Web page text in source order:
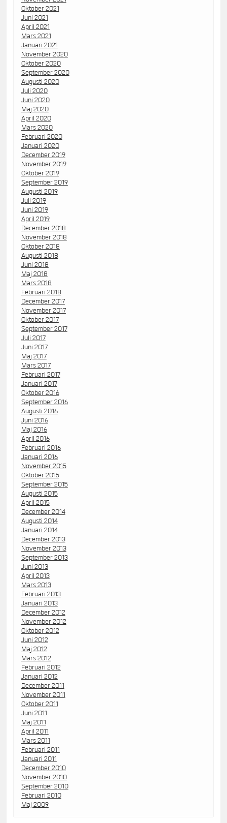
Oktober 2021
Juni 2021
April 2021
Mars 2021
Januari 2021
November 2020
Oktober 2020
September 2020
Augusti 2020
Juli 2020
Juni 2020
Maj 2020
April 2020
Mars 2020
Februari 2020
Januari 2020
December 2019
November 2019
Oktober 2019
September 2019
Augusti 2019
Juli 2019
Juni 2019
April 2019
December 2018
November 2018
Oktober 2018
Augusti 2018
Juni 2018
Maj 2018
Mars 2018
Februari 2018
December 2017
November 2017
Oktober 2017
September 2017
Juli 2017
Juni 2017
Maj 2017
Mars 2017
Februari 2017
Januari 2017
Oktober 2016
September 2016
Augusti 2016
Juni 2016
Maj 2016
April 2016
Februari 2016
Januari 2016
November 2015
Oktober 2015
September 2015
Augusti 2015
April 2015
December 2014
Augusti 2014
Januari 2014
December 2013
November 2013
September 2013
Juni 2013
April 2013
Mars 2013
Februari 2013
Januari 2013
December 2012
November 2012
Oktober 2012
Juni 2012
Maj 2012
Mars 2012
Februari 2012
Januari 2012
December 2011
November 2011
Oktober 2011
Juni 2011
Maj 2011
April 2011
Mars 2011
Februari 2011
Januari 2011
December 2010
November 2010
September 2010
Februari 2010
Maj 2009